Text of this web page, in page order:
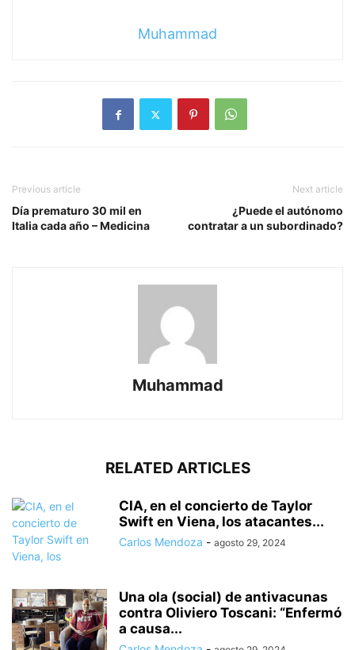
Muhammad
Previous article
Día prematuro 30 mil en
Italia cada año – Medicina
Next article
¿Puede el autónomo
contratar a un subordinado?
Muhammad
RELATED ARTICLES
CIA, en el concierto de Taylor
Swift en Viena, los atacantes...
Carlos Mendoza - agosto 29, 2024
Una ola (social) de antivacunas
contra Oliviero Toscani: “Enfermó
a causa...